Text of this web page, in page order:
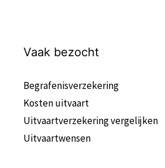
Vaak bezocht
Begrafenisverzekering
Kosten uitvaart
Uitvaartverzekering vergelijken
Uitvaartwensen